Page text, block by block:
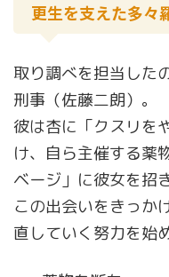
更生を支えた多々
取り調べを担当した
刑事（佐藤二朗）。
彼は杏に「クスリを
け、自ら主催する薬
ベージ」に彼女を招
この出会いをきっか
直していく努力を始